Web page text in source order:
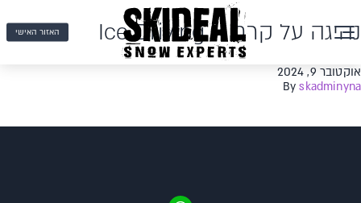
האזור האישי נהיגה על קרח – Ice Driving
אוקטובר 9, 2024
Byskadminyna